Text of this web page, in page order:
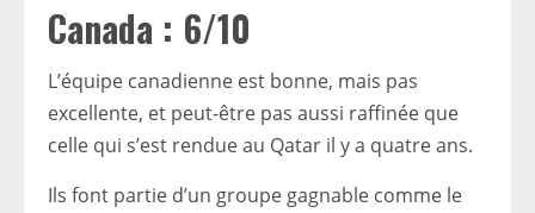
Canada : 6/10
L’équipe canadienne est bonne, mais pas
excellente, et peut-être pas aussi raffinée que
celle qui s’est rendue au Qatar il y a quatre ans.
Ils font partie d’un groupe gagnable comme le